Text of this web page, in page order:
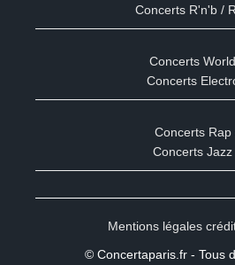
Concerts R'n'b /
Concerts
Concerts
Concerts Rap
Concerts Jazz
Mentions légales
© Concertaparis.fr - Tous